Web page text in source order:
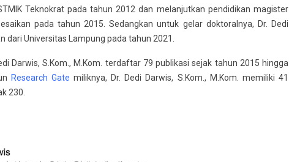
Teknokrat pada tahun 2012 dan melanjutkan pendidikan magister
pada tahun 2015. Sedangkan untuk gelar doktoralnya, Dr. Dedi
dari Universitas Lampung pada tahun 2021.
Darwis, S.Kom., M.Kom. terdaftar 79 publikasi sejak tahun 2015 hingga
Research Gate miliknya, Dr. Dedi Darwis, S.Kom., M.Kom. memiliki 41
230.